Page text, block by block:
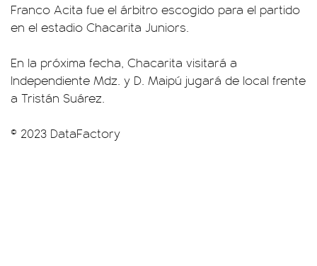
Franco Acita fue el árbitro escogido para el partido
en el estadio Chacarita Juniors.
En la próxima fecha, Chacarita visitará a
Independiente Mdz. y D. Maipú jugará de local frente
a Tristán Suárez.
© 2023 DataFactory